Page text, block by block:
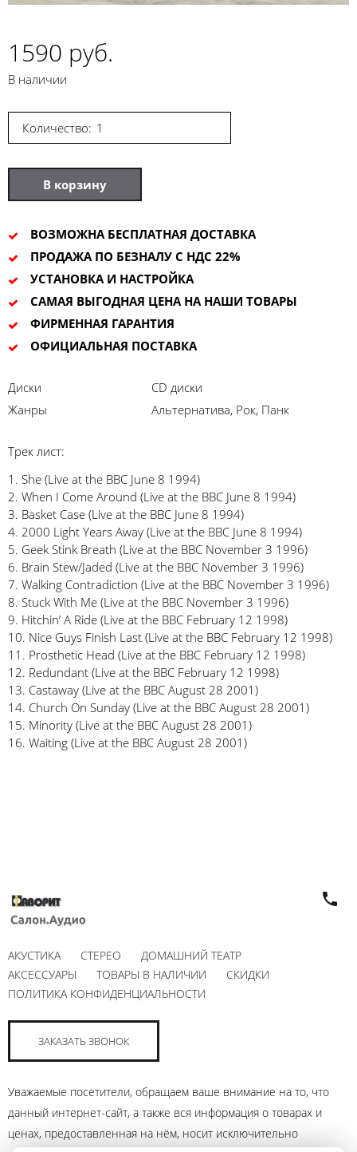
1590 руб.
В наличии
Количество:
В корзину
ВОЗМОЖНА БЕСПЛАТНАЯ ДОСТАВКА
ПРОДАЖА ПО БЕЗНАЛУ С НДС 22%
УСТАНОВКА И НАСТРОЙКА
САМАЯ ВЫГОДНАЯ ЦЕНА НА НАШИ ТОВАРЫ
ФИРМЕННАЯ ГАРАНТИЯ
ОФИЦИАЛЬНАЯ ПОСТАВКА
Диски
CD диски
Жанры
Альтернатива, Рок, Панк
Трек лист:
1. She (Live at the BBC June 8 1994)
2. When I Come Around (Live at the BBC June 8 1994)
3. Basket Case (Live at the BBC June 8 1994)
4. 2000 Light Years Away (Live at the BBC June 8 1994)
5. Geek Stink Breath (Live at the BBC November 3 1996)
6. Brain Stew/Jaded (Live at the BBC November 3 1996)
7. Walking Contradiction (Live at the BBC November 3 1996)
8. Stuck With Me (Live at the BBC November 3 1996)
9. Hitchin’ A Ride (Live at the BBC February 12 1998)
10. Nice Guys Finish Last (Live at the BBC February 12 1998)
11. Prosthetic Head (Live at the BBC February 12 1998)
12. Redundant (Live at the BBC February 12 1998)
13. Castaway (Live at the BBC August 28 2001)
14. Church On Sunday (Live at the BBC August 28 2001)
15. Minority (Live at the BBC August 28 2001)
16. Waiting (Live at the BBC August 28 2001)
АКУСТИКА СТЕРЕО
ДОМАШНИЙ ТЕАТР
АКСЕССУАРЫ
ТОВАРЫ В НАЛИЧИИ
СКИДКИ
ПОЛИТИКА КОНФИДЕНЦИАЛЬНОСТИ
ЗАКАЗАТЬ ЗВОНОК
Уважаемые посетители, обращаем ваше внимание на то, что
данный интернет-сайт, а также вся информация о товарах и
ценах, предоставленная на нём, носит исключительно